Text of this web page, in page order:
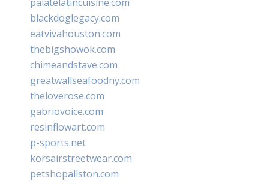
blackdoglegacy.com
eatvivahouston.com
thebigshowok.com
chimeandstave.com
greatwallseafoodny.com
theloverose.com
gabriovoice.com
resinflowart.com
p-sports.net
korsairstreetwear.com
petshopallston.com